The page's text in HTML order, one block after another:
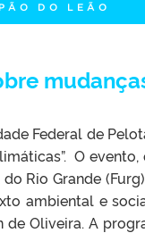
DO LEÃO
Federal de
O
Rio Grande
ambiental e
Oliveira. A